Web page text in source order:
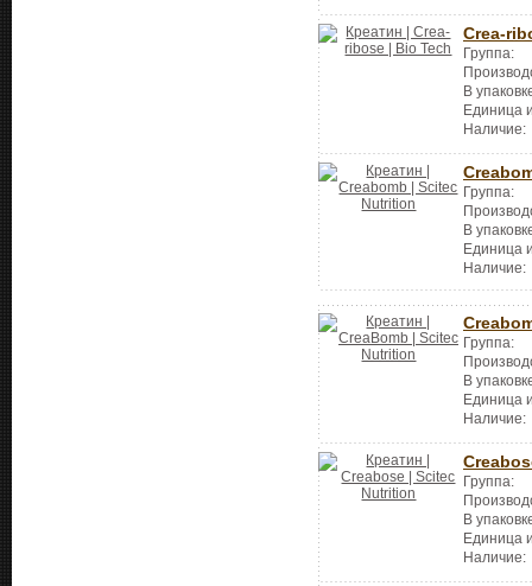
Crea-
Группа:
В
Единица
Наличие:
Группа:
В
Единица
Наличие:
Группа:
В
Единица
Наличие:
Группа:
В
Единица
Наличие: